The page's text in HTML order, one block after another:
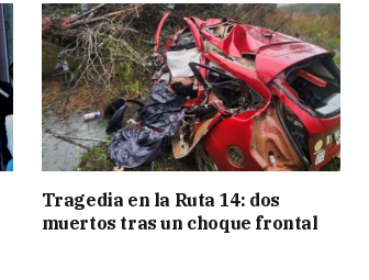
Tragedia en la Ruta 14: dos
muertos tras un choque frontal